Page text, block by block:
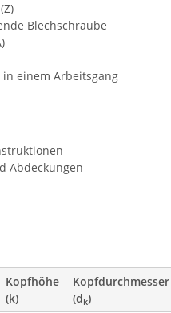
Blechschraube
einem Arbeitsgang
Abdeckungen
Kopfhöhe
(k)
Kopfdurchmesser
(dk)